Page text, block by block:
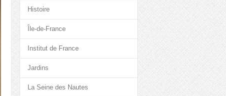
Histoire
Île-de-France
Institut de France
Jardins
La Seine des Nautes